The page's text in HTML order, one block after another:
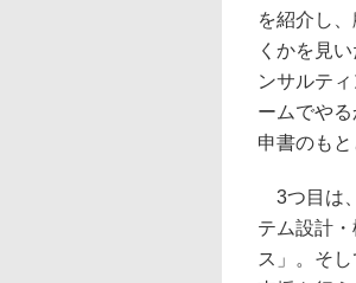
を紹介し
くかを見
ンサルテ
ームでや
申書のもと
3つ目は
テム設計
ス」。そ